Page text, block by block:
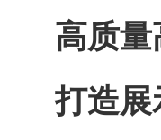
高质
打造展